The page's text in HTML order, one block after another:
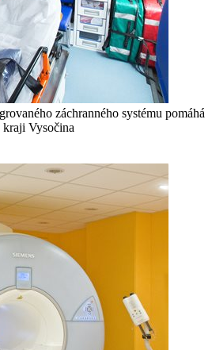
záchranného systému pomáhá
Vysočina